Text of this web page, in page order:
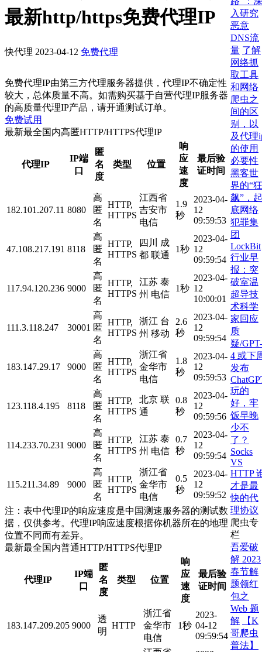
最新http/https免费代理IP
快代理 2023-04-12 免费代理
免费代理IP由第三方代理服务器提供，代理IP不确定性
较大，总体质量不高。如需购买基于自营代理IP服务器
的高质量代理IP产品，请开通测试订单。
免费试用
最新最全国内高匿HTTP/HTTPS代理IP
代理IP
IP端
口
匿
名
度
类型 位置
响
应
速
度
最后验
证时间
182.101.207.11 8080
高
匿
名
HTTP,
HTTPS
江西省
吉安市
电信
1.9
秒
2023-04-
12
09:59:53
47.108.217.191 8118
高
匿
名
HTTP,
HTTPS
四川 成
都 联通
1秒
2023-04-
12
09:59:54
117.94.120.236 9000
高
匿
名
HTTP,
HTTPS
江苏 泰
州 电信
1秒
2023-04-
12
10:00:01
111.3.118.247 30001
高
匿
名
HTTP,
HTTPS
浙江 台
州 移动
2.6
秒
2023-04-
12
09:59:54
183.147.29.17 9000
高
匿
名
HTTP,
HTTPS
浙江省
金华市
电信
1.8
秒
2023-04-
12
09:59:53
123.118.4.195 8118
高
匿
名
HTTP,
HTTPS
北京 联
通
0.8
秒
2023-04-
12
09:59:56
114.233.70.231 9000
高
匿
名
HTTP,
HTTPS
江苏 泰
州 电信
0.7
秒
2023-04-
12
09:59:54
115.211.34.89 9000
高
匿
名
HTTP,
HTTPS
浙江省
金华市
电信
0.5
秒
2023-04-
12
09:59:52
注：表中代理IP的响应速度是中国测速服务器的测试数
据，仅供参考。代理IP响应速度根据你机器所在的地理
位置不同而有差异。
最新最全国内普通HTTP/HTTPS代理IP
代理IP
IP端
口
匿
名
度
类型 位置
响
应
速
度
最后验
证时间
183.147.209.205 9000
透
明
HTTP
浙江省
金华市
电信
1秒
2023-
04-12
09:59:54
入研究
恶意
DNS流
量 了解
网络抓
取工具
和网络
爬虫之
间的区
别，以
及代理
的使用
必要性
黑客世
界的“狂
飙”，起
底网络
犯罪集
团
LockBit
行业早
报：突
破室温
超导技
术科学
家回应
质
疑/GPT-
4 或下
发布
玩的
好，牢
饭早晚
少不
了？
Socks
VS
HTTP
才是最
快的代
理协议
爬虫专
栏
吾爱破
解 2023
春节解
题领红
包之
Web 题
解
【K
哥爬虫
普法】